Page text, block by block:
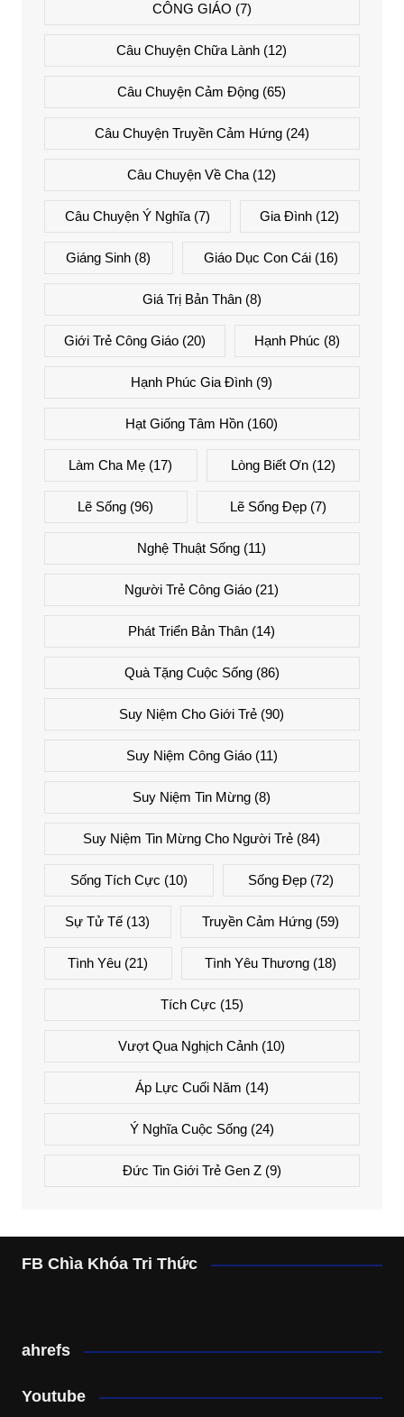
CÔNG GIÁO (7)
Câu Chuyện Chữa Lành (12)
Câu Chuyện Cảm Động (65)
Câu Chuyện Truyền Cảm Hứng(24)
Câu Chuyện Về Cha (12)
Câu Chuyện Ý Nghĩa(7) Gia Đình (12)
Giáng Sinh (8) Giáo Dục Con Cái(16)
Giá Trị Bản Thân(8)
Giới Trẻ Công Giáo(20) Hạnh Phúc (8)
Hạnh Phúc Gia Đình (9)
Hạt Giống Tâm Hồn (160)
Làm Cha Mẹ (17) Lòng Biết Ơn(12)
Lẽ Sống (96) Lẽ Sống Đẹp(7)
Nghệ Thuật Sống (11)
Người Trẻ Công Giáo (21)
Phát Triển Bản Thân (14)
Quà Tặng Cuộc Sống(86)
Suy Niệm Cho Giới Trẻ (90)
Suy Niệm Công Giáo(11)
Suy Niệm Tin Mừng (8)
Suy Niệm Tin Mừng Cho Người Trẻ (84)
Sống Tích Cực (10) Sống Đẹp (72)
Sự Tử Tế (13) Truyền Cảm Hứng(59)
Tình Yêu (21) Tình Yêu Thương(18)
Tích Cực (15)
Vượt Qua Nghịch Cảnh (10)
Áp Lực Cuối Năm (14)
Ý Nghĩa Cuộc Sống(24)
Đức Tin Giới Trẻ Gen Z(9)
FB Chìa Khóa Tri Thức
ahrefs
Youtube